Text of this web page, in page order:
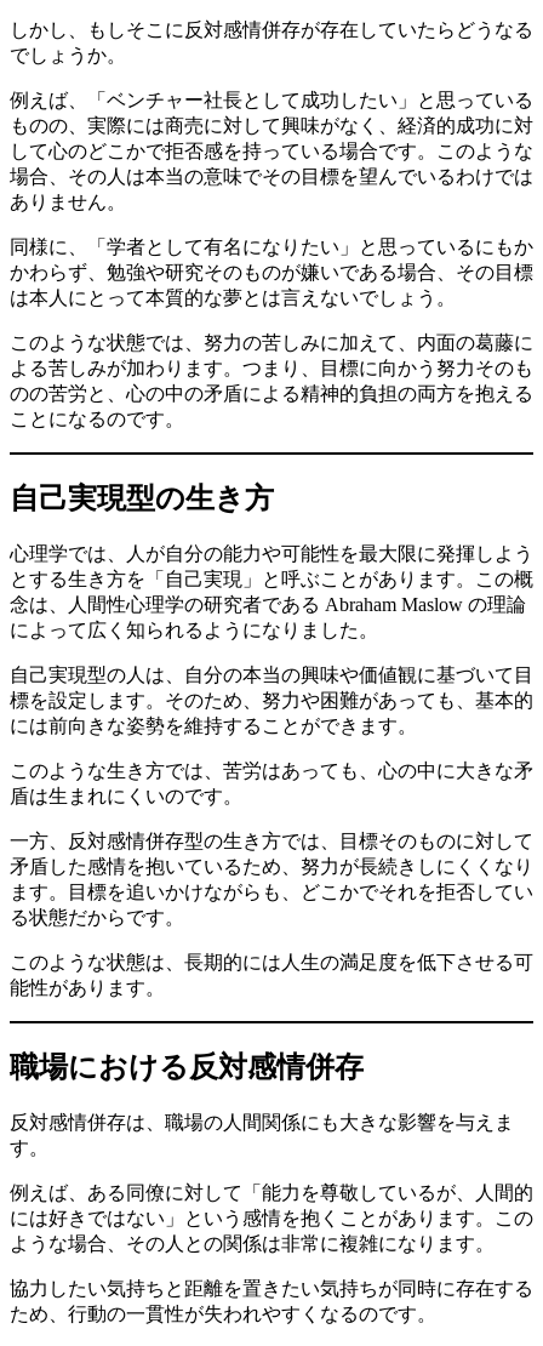
しかし、もしそこに反対感情併存が存在していたらどうなる
でしょうか。
例えば、「ベンチャー社長として成功したい」と思っている
ものの、実際には商売に対して興味がなく、経済的成功に対
して心のどこかで拒否感を持っている場合です。このような
場合、その人は本当の意味でその目標を望んでいるわけでは
ありません。
同様に、「学者として有名になりたい」と思っているにもか
かわらず、勉強や研究そのものが嫌いである場合、その目標
は本人にとって本質的な夢とは言えないでしょう。
このような状態では、努力の苦しみに加えて、内面の葛藤に
よる苦しみが加わります。つまり、目標に向かう努力そのも
のの苦労と、心の中の矛盾による精神的負担の両方を抱える
ことになるのです。
自己実現型の生き方
心理学では、人が自分の能力や可能性を最大限に発揮しよう
とする生き方を「自己実現」と呼ぶことがあります。この概
念は、人間性心理学の研究者である Abraham Maslow の理論
によって広く知られるようになりました。
自己実現型の人は、自分の本当の興味や価値観に基づいて目
標を設定します。そのため、努力や困難があっても、基本的
には前向きな姿勢を維持することができます。
このような生き方では、苦労はあっても、心の中に大きな矛
盾は生まれにくいのです。
一方、反対感情併存型の生き方では、目標そのものに対して
矛盾した感情を抱いているため、努力が長続きしにくくなり
ます。目標を追いかけながらも、どこかでそれを拒否してい
る状態だからです。
このような状態は、長期的には人生の満足度を低下させる可
能性があります。
職場における反対感情併存
反対感情併存は、職場の人間関係にも大きな影響を与えま
す。
例えば、ある同僚に対して「能力を尊敬しているが、人間的
には好きではない」という感情を抱くことがあります。この
ような場合、その人との関係は非常に複雑になります。
協力したい気持ちと距離を置きたい気持ちが同時に存在する
ため、行動の一貫性が失われやすくなるのです。